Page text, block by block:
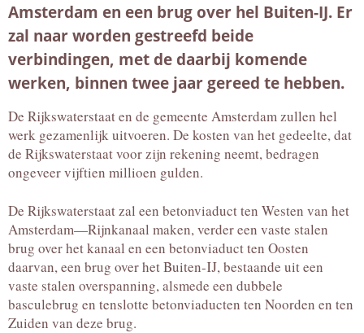
Amsterdam en een brug over hel Buiten-IJ. Er
zal naar worden gestreefd beide
verbindingen, met de daarbij komende
werken, binnen twee jaar gereed te hebben.
De Rijkswaterstaat en de gemeente Amsterdam zullen hel
werk gezamenlijk uitvoeren. De kosten van het gedeelte, dat
de Rijkswaterstaat voor zijn rekening neemt, bedragen
ongeveer vijftien millioen gulden.
De Rijkswaterstaat zal een betonviaduct ten Westen van het
Amsterdam—Rijnkanaal maken, verder een vaste stalen
brug over het kanaal en een betonviaduct ten Oosten
daarvan, een brug over het Buiten-IJ, bestaande uit een
vaste stalen overspanning, alsmede een dubbele
basculebrug en tenslotte betonviaducten ten Noorden en ten
Zuiden van deze brug.